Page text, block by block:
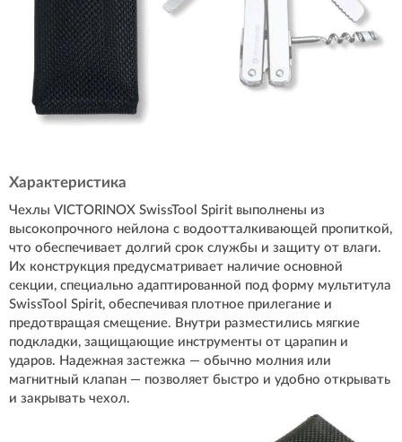
Характеристика
Чехлы VICTORINOX SwissTool Spirit выполнены из
высокопрочного нейлона с водоотталкивающей пропиткой,
что обеспечивает долгий срок службы и защиту от влаги.
Их конструкция предусматривает наличие основной
секции, специально адаптированной под форму мультитула
SwissTool Spirit, обеспечивая плотное прилегание и
предотвращая смещение. Внутри разместились мягкие
подкладки, защищающие инструменты от царапин и
ударов. Надежная застежка — обычно молния или
магнитный клапан — позволяет быстро и удобно открывать
и закрывать чехол.